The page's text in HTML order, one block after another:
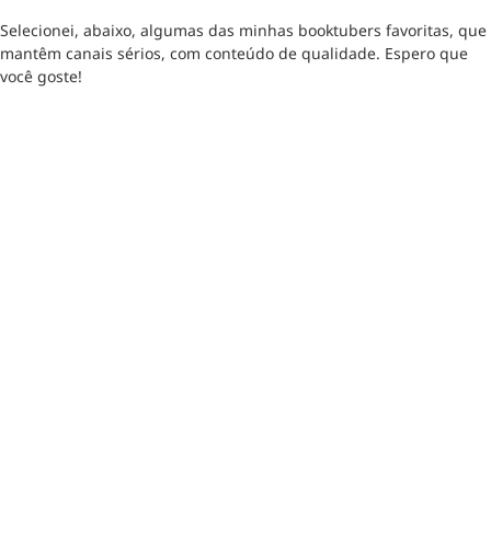
Selecionei, abaixo, algumas das minhas booktubers favoritas, que
mantêm canais sérios, com conteúdo de qualidade. Espero que
você goste!